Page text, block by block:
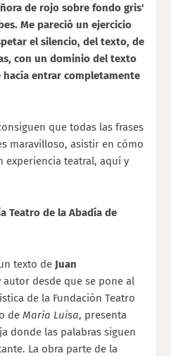
de rojo sobre fondo gris'
Me pareció un ejercicio
el silencio, del texto, de
con un dominio del texto
hacía entrar completamente
que todas las frases
maravilloso, asistir en cómo
experiencia teatral, aquí y
Teatro de la Abadía de
texto de Juan
desde que se pone al
de la Fundación Teatro
de María Luisa, presenta
donde las palabras siguen
La obra parte de la